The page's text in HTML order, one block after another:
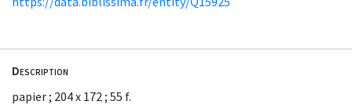
Description
papier ; 204 x 172 ; 55 f.